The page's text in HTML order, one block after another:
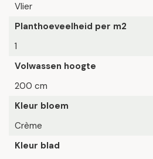
Vlier
Planthoeveelheid per m2
1
Volwassen hoogte
200 cm
Kleur bloem
Crème
Kleur blad